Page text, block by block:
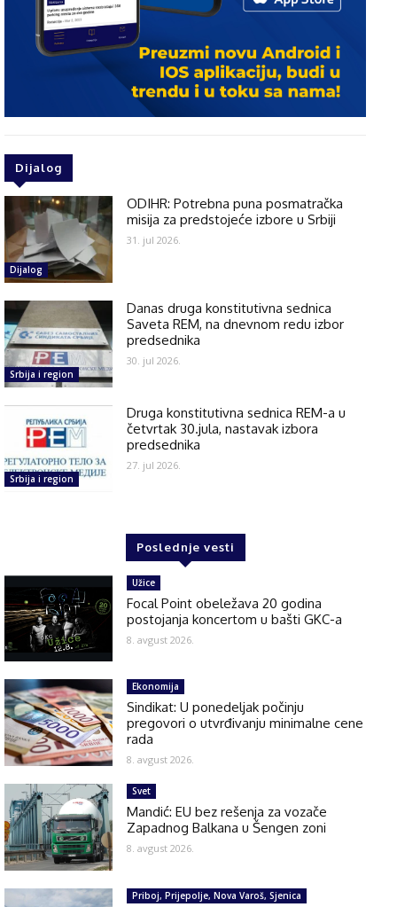
Dijalog
Dijalog
ODIHR: Potrebna puna posmatračka
misija za predstojeće izbore u Srbiji
31. jul 2026.
Srbija i region
Danas druga konstitutivna sednica
Saveta REM, na dnevnom redu izbor
predsednika
30. jul 2026.
Srbija i region
Druga konstitutivna sednica REM-a u
četvrtak 30.jula, nastavak izbora
predsednika
27. jul 2026.
Poslednje vesti
Užice
Focal Point obeležava 20 godina
postojanja koncertom u bašti GKC-a
8. avgust 2026.
Ekonomija
Sindikat: U ponedeljak počinju
pregovori o utvrđivanju minimalne cene
rada
8. avgust 2026.
Svet
Mandić: EU bez rešenja za vozače
Zapadnog Balkana u Šengen zoni
8. avgust 2026.
Priboj, Prijepolje, Nova Varoš, Sjenica